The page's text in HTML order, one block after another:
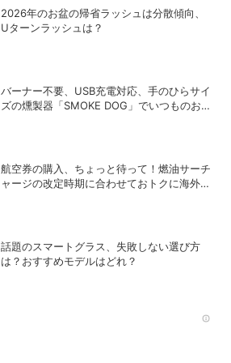
2026年のお盆の帰省ラッシュは分散傾向、
Uターンラッシュは？
バーナー不要、USB充電対応、手のひらサイ
ズの燻製器「SMOKE DOG」でいつものお
航空券の購入、ちょっと待って！燃油サーチ
ャージの改定時期に合わせておトクに海外航
話題のスマートグラス、失敗しない選び方
は？おすすめモデルはどれ？